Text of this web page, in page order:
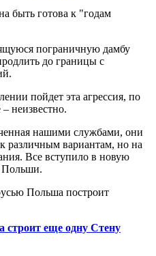
быть готова к "годам
пограничную дамбу
до границы с
пойдет эта агрессия, по
неизвестно.
нашими службами, они
различным вариантам, но на
Все вступило в новую
Польши.
Польша построит
строит еще одну Стену